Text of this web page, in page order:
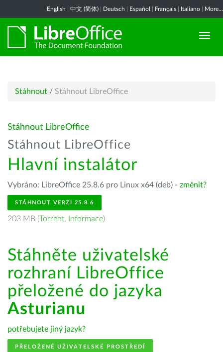
English 中文 (简体) Deutsch Español Français Italiano More...
Stáhnout / Stáhnout LibreOffice
Stáhnout LibreOffice
Stáhnout LibreOffice
Hlavní instalátor
Vybráno: LibreOffice 25.8.6 pro Linux x64 (deb) - změnit?
STÁHNOUT VERZI 25.8.6
203 MB (Torrent, Informace)
Stáhněte uživatelské
rozhraní LibreOffice
přeložené do jazyka
Asturianu
potřebujete jiný jazyk?
PŘELOŽENÉ UŽIVATELSKÉ PROSTŘEDÍ